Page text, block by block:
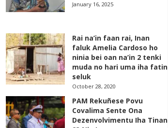
January 16, 2025
Rai na’in faan rai, Inan
faluk Amelia Cardoso ho
ninia bei oan na’in 2 tenki
muda no hari uma iha fatin
seluk
October 28, 2020
PAM Rekuñese Povu
Covalima Sente Ona
Dezenvolvimentu Iha Tinan